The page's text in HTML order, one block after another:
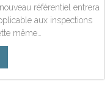
référentiel entrera
aux inspections
même…